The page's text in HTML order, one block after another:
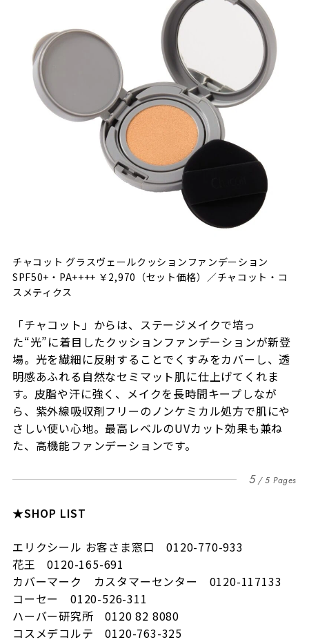
チャコット グラスヴェールクッションファンデーション
SPF50+・PA++++ ￥2,970（セット価格）／チャコット・コ
スメティクス
「チャコット」からは、ステージメイクで培っ
た“光”に着目したクッションファンデーションが新登
場。光を繊細に反射することでくすみをカバーし、透
明感あふれる自然なセミマット肌に仕上げてくれま
す。 皮脂や汗に強く、メイクを長時間キープしなが
ら、紫外線吸収剤フリーのノンケミカル処方で肌にや
さしい使い心地。最高レベルのUVカット効果も兼ね
た、高機能ファンデーションです。
5 5 Pages
★SHOP LIST
エリクシール お客さま窓口 0120-770-933
花王 0120-165-691
カバーマーク カスタマーセンター 0120-117133
コーセー 0120-526-311
ハーバー研究所 0120 82 8080
コスメデコルテ 0120-763-325